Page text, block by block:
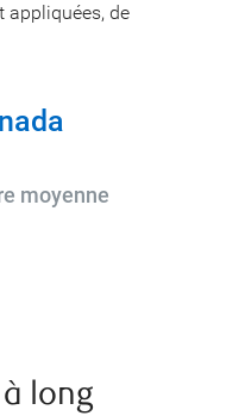
appliquées, de
moyenne
long